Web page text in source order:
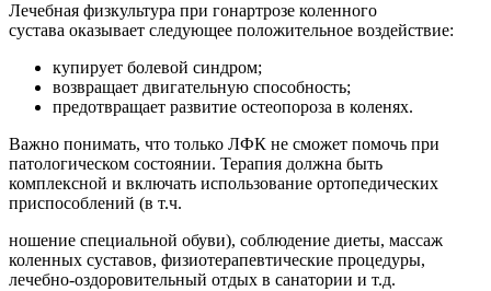
Лечебная физкультура при гонартрозе коленного
сустава оказывает следующее положительное воздействие:
купирует болевой синдром;
возвращает двигательную способность;
предотвращает развитие остеопороза в коленях.
Важно понимать, что только ЛФК не сможет помочь при
патологическом состоянии. Терапия должна быть
комплексной и включать использование ортопедических
приспособлений (в т.ч.
ношение специальной обуви), соблюдение диеты, массаж
коленных суставов, физиотерапевтические процедуры,
лечебно-оздоровительный отдых в санатории и т.д.